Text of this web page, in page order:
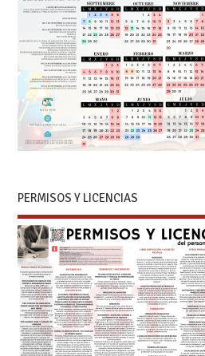
PERMISOS Y LICENCIAS